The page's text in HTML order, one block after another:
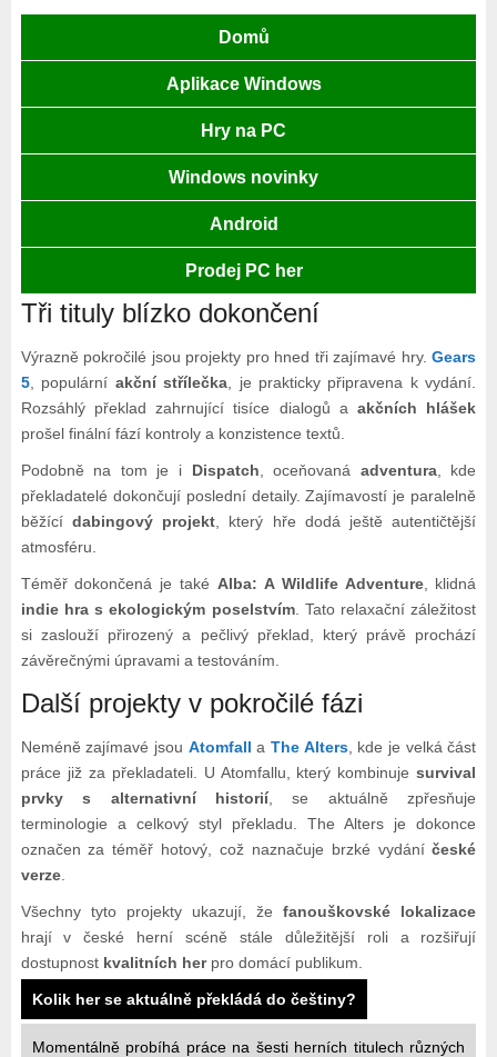
Domů
Aplikace Windows
Hry na PC
Windows novinky
Android
Prodej PC her
Tři tituly blízko dokončení
Výrazně pokročilé jsou projekty pro hned tři zajímavé hry.Gears
5, populární akční střílečka , je prakticky připravena k vydání.
Rozsáhlý překlad zahrnující tisíce dialogů aakčních hlášek
prošel finální fází kontroly a konzistence textů.
Podobně na tom je i Dispatch , oceňovaná adventura, kde
překladatelé dokončují poslední detaily. Zajímavostí je paralelně
běžící dabingový projekt , který hře dodá ještě autentičtější
atmosféru.
Téměř dokončená je také Alba: A Wildlife Adventure, klidná
indie hra s ekologickým poselstvím. Tato relaxační záležitost
si zaslouží přirozený a pečlivý překlad, který právě prochází
závěrečnými úpravami a testováním.
Další projekty v pokročilé fázi
Neméně zajímavé jsou Atomfall aThe Alters, kde je velká část
práce již za překladateli. U Atomfallu, který kombinujesurvival
prvky s alternativní historií, se aktuálně zpřesňuje
terminologie a celkový styl překladu. The Alters je dokonce
označen za téměř hotový, což naznačuje brzké vydáníčeské
verze.
Všechny tyto projekty ukazují, žefanouškovské lokalizace
hrají v české herní scéně stále důležitější roli a rozšiřují
dostupnost kvalitních herpro domácí publikum.
Kolik her se aktuálně překládá do češtiny?
Momentálně probíhá práce na šesti herních titulech různých